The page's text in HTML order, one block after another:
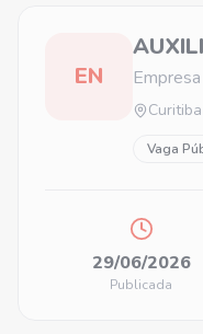
EN
Curitiba
Vaga
29/06/2026
Publicada